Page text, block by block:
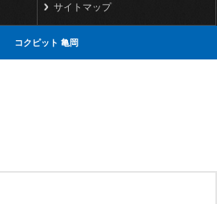
サイトマップ
コクピット 亀岡